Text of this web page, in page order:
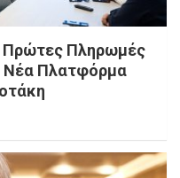
Πρώτες Πληρωμές
Νέα Πλατφόρμα